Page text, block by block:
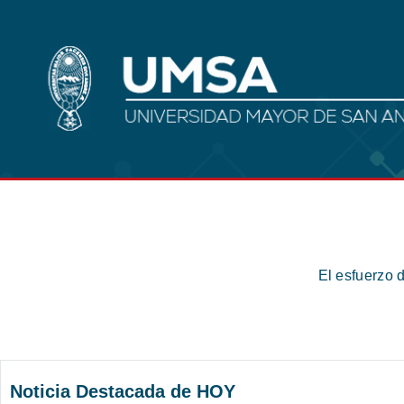
El esfuerzo
Noticia Destacada de HOY